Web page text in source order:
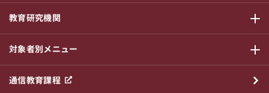
教育研究機関
サブメニ
対象者別メニュー
サブメニ
通信教育課程